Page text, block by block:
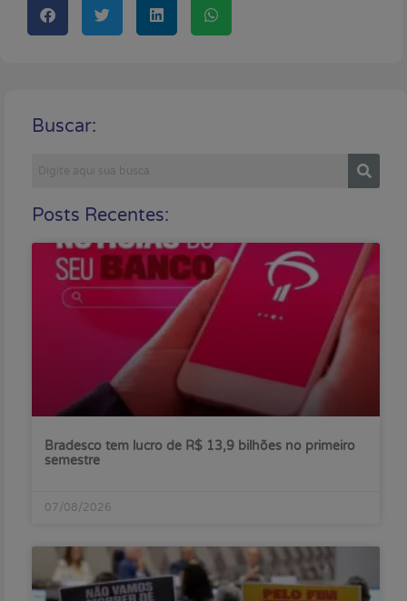
Buscar:
Posts Recentes:
Bradesco tem lucro de R$ 13,9 bilhões no primeiro
semestre
07/08/2026